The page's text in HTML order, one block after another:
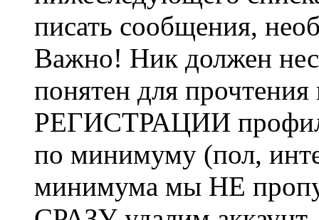
писать сообщения,
Важно! Ник должен
понятен для
РЕГИСТРАЦИИ профиль
по минимуму (пол,
минимума мы НЕ